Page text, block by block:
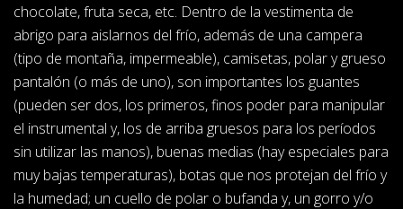
chocolate, fruta seca, etc. Dentro de la vestimenta de
abrigo para aislarnos del frío, además de una campera
(tipo de montaña, impermeable), camisetas, polar y grueso
pantalón (o más de uno), son importantes los guantes
(pueden ser dos, los primeros, finos poder para manipular
el instrumental y, los de arriba gruesos para los períodos
sin utilizar las manos), buenas medias (hay especiales para
muy bajas temperaturas), botas que nos protejan del frío y
la humedad; un cuello de polar o bufanda y, un gorro y/o